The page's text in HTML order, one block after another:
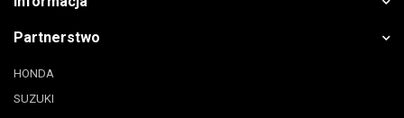
Partnerstwo
HONDA
SUZUKI